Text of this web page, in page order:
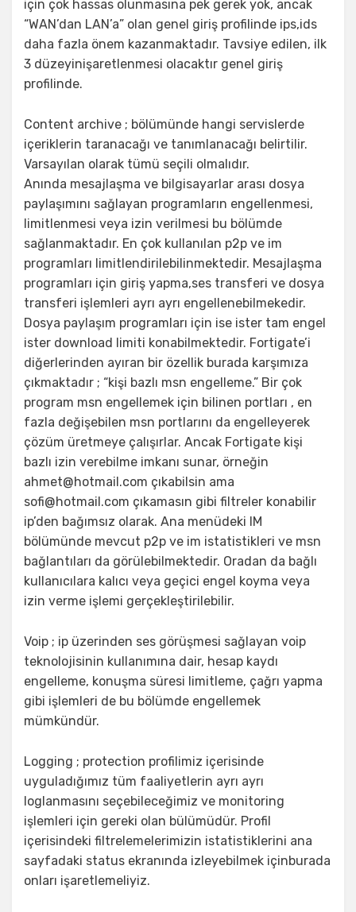
için çok hassas olunmasına pek gerek yok, ancak
“WAN’dan LAN’a” olan genel giriş profilinde ips,ids
daha fazla önem kazanmaktadır. Tavsiye edilen, ilk
3 düzeyinişaretlenmesi olacaktır genel giriş
profilinde.
Content archive ; bölümünde hangi servislerde
içeriklerin taranacağı ve tanımlanacağı belirtilir.
Varsayılan olarak tümü seçili olmalıdır.
Anında mesajlaşma ve bilgisayarlar arası dosya
paylaşımını sağlayan programların engellenmesi,
limitlenmesi veya izin verilmesi bu bölümde
sağlanmaktadır. En çok kullanılan p2p ve im
programları limitlendirilebilinmektedir. Mesajlaşma
programları için giriş yapma,ses transferi ve dosya
transferi işlemleri ayrı ayrı engellenebilmekedir.
Dosya paylaşım programları için ise ister tam engel
ister download limiti konabilmektedir. Fortigate’i
diğerlerinden ayıran bir özellik burada karşımıza
çıkmaktadır ; “kişi bazlı msn engelleme.” Bir çok
program msn engellemek için bilinen portları , en
fazla değişebilen msn portlarını da engelleyerek
çözüm üretmeye çalışırlar. Ancak Fortigate kişi
bazlı izin verebilme imkanı sunar, örneğin
ahmet@hotmail.com çıkabilsin ama
sofi@hotmail.com çıkamasın gibi filtreler konabilir
ip’den bağımsız olarak. Ana menüdeki IM
bölümünde mevcut p2p ve im istatistikleri ve msn
bağlantıları da görülebilmektedir. Oradan da bağlı
kullanıcılara kalıcı veya geçici engel koyma veya
izin verme işlemi gerçekleştirilebilir.
Voip ; ip üzerinden ses görüşmesi sağlayan voip
teknolojisinin kullanımına dair, hesap kaydı
engelleme, konuşma süresi limitleme, çağrı yapma
gibi işlemleri de bu bölümde engellemek
mümkündür.
Logging ; protection profilimiz içerisinde
uyguladığımız tüm faaliyetlerin ayrı ayrı
loglanmasını seçebileceğimiz ve monitoring
işlemleri için gereki olan bülümüdür. Profil
içerisindeki filtrelemelerimizin istatistiklerini ana
sayfadaki status ekranında izleyebilmek içinburada
onları işaretlemeliyiz.